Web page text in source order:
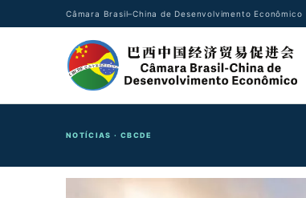
Câmara Brasil–China de Desenvolvimento Econômico
NOTÍCIAS · CBCDE